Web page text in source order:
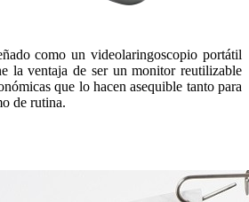
como un videolaringoscopio portátil
la ventaja de ser un monitor reutilizable
que lo hacen asequible tanto para
de rutina.